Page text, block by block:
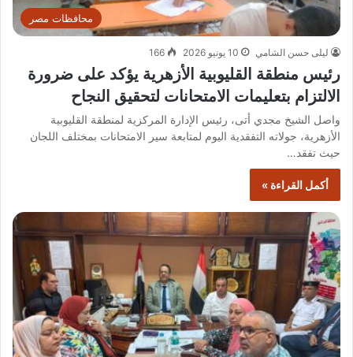
محافظات مصر
ليلى حسن الشامي 10 يونيو 2026 166
رئيس منطقة القليوبية الأزهرية يؤكد على ضرورة
الالتزام بتعليمات الامتحانات لتحقيق النجاح
واصل الشيخ مجدي أتى، رئيس الإدارة المركزية لمنطقة القليوبية
الأزهرية، جولاته التفقدية اليوم لمتابعة سير الامتحانات بمختلف اللجان
حيث تفقد…
أكمل القراءة »